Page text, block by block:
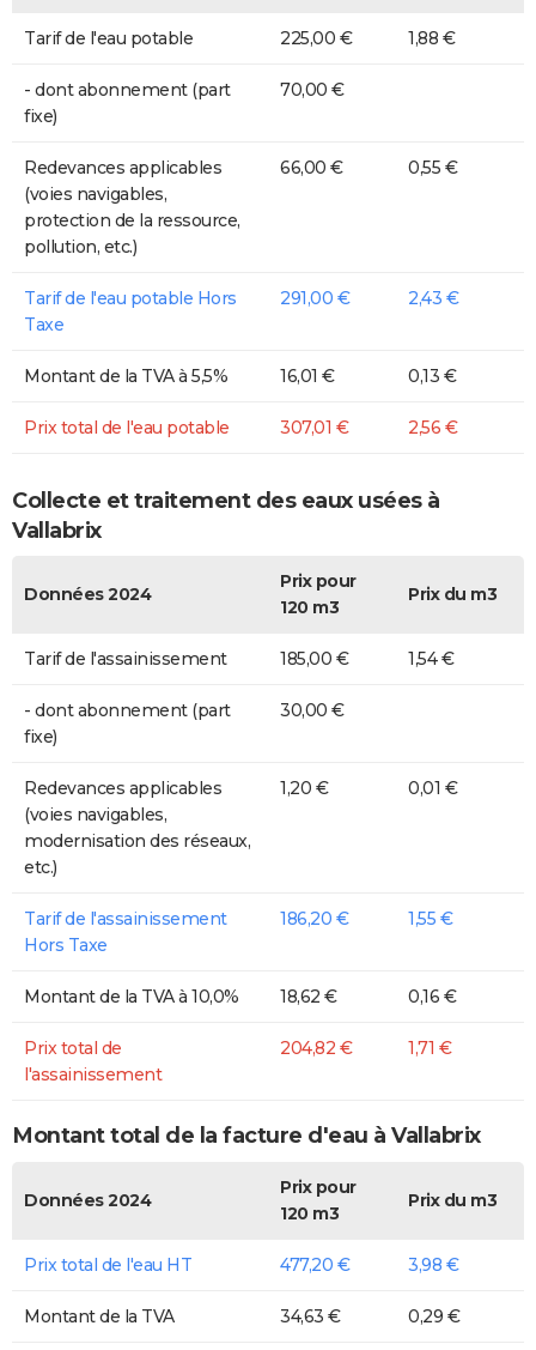
Tarif de l'eau potable 225,00 € 1,88 €
- dont abonnement (part
fixe)
70,00 €
Redevances applicables
(voies navigables,
protection de la ressource,
pollution, etc.)
66,00 € 0,55 €
Tarif de l'eau potable Hors
Taxe
291,00 € 2,43 €
Montant de la TVA à 5,5% 16,01 € 0,13 €
Prix total de l'eau potable 307,01 € 2,56 €
Collecte et traitement des eaux usées à
Vallabrix
Données 2024
Prix pour
120 m3
Prix du m3
Tarif de l'assainissement 185,00 € 1,54 €
- dont abonnement (part
fixe)
30,00 €
Redevances applicables
(voies navigables,
modernisation des réseaux,
etc.)
1,20 € 0,01 €
Tarif de l'assainissement
Hors Taxe
186,20 € 1,55 €
Montant de la TVA à 10,0% 18,62 € 0,16 €
Prix total de
l'assainissement
204,82 € 1,71 €
Montant total de la facture d'eau à Vallabrix
Données 2024
Prix pour
120 m3
Prix du m3
Prix total de l'eau HT 477,20 € 3,98 €
Montant de la TVA 34,63 € 0,29 €